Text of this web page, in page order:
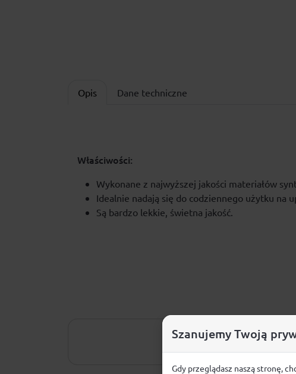
Opis Dane techniczne
Właściwości:
Wykonane z najwyższej jakości materiałów
Idealnie nadają się do codziennego użytku na
Są bardzo lekkie, świetna jakość.
Szanujemy Twoją
Gdy przeglądasz naszą stronę,